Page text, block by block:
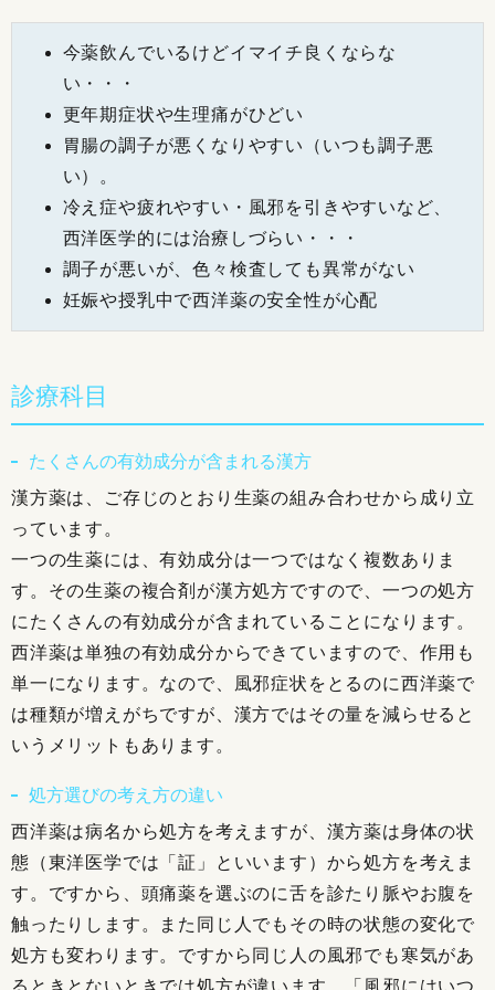
今薬飲んでいるけどイマイチ良くならな
い・・・
更年期症状や生理痛がひどい
胃腸の調子が悪くなりやすい（いつも調子悪
い）。
冷え症や疲れやすい・風邪を引きやすいなど、
西洋医学的には治療しづらい・・・
調子が悪いが、色々検査しても異常がない
妊娠や授乳中で西洋薬の安全性が心配
診療科目
たくさんの有効成分が含まれる漢方
漢方薬は、ご存じのとおり生薬の組み合わせから成り立
っています。
一つの生薬には、有効成分は一つではなく複数ありま
す。その生薬の複合剤が漢方処方ですので、一つの処方
にたくさんの有効成分が含まれていることになります。
西洋薬は単独の有効成分からできていますので、作用も
単一になります。なので、風邪症状をとるのに西洋薬で
は種類が増えがちですが、漢方ではその量を減らせると
いうメリットもあります。
処方選びの考え方の違い
西洋薬は病名から処方を考えますが、漢方薬は身体の状
態（東洋医学では「証」といいます）から処方を考えま
す。ですから、頭痛薬を選ぶのに舌を診たり脈やお腹を
触ったりします。また同じ人でもその時の状態の変化で
処方も変わります。ですから同じ人の風邪でも寒気があ
るときとないときでは処方が違います。「風邪にはいつ